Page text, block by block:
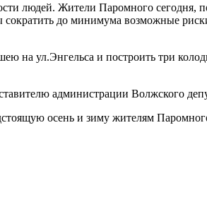
людей. Жители Паромного сегодня,
до минимума возможные
на ул.Энгельса и построить три
администрации Волжского
осень и зиму жителям